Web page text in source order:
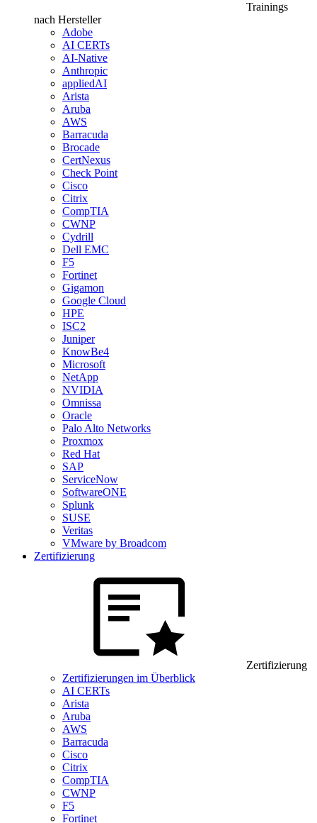
Trainings
nach Hersteller
Adobe
AI CERTs
AI-Native
Anthropic
appliedAI
Arista
Aruba
AWS
Barracuda
Brocade
CertNexus
Check Point
Cisco
Citrix
CompTIA
CWNP
Cydrill
Dell EMC
F5
Fortinet
Gigamon
Google Cloud
HPE
ISC2
Juniper
KnowBe4
Microsoft
NetApp
NVIDIA
Omnissa
Oracle
Palo Alto Networks
Proxmox
Red Hat
SAP
ServiceNow
SoftwareONE
Splunk
SUSE
Veritas
VMware by Broadcom
Zertifizierung
Zertifizierung
Zertifizierungen im Überblick
AI CERTs
Arista
Aruba
AWS
Barracuda
Cisco
Citrix
CompTIA
CWNP
F5
Fortinet